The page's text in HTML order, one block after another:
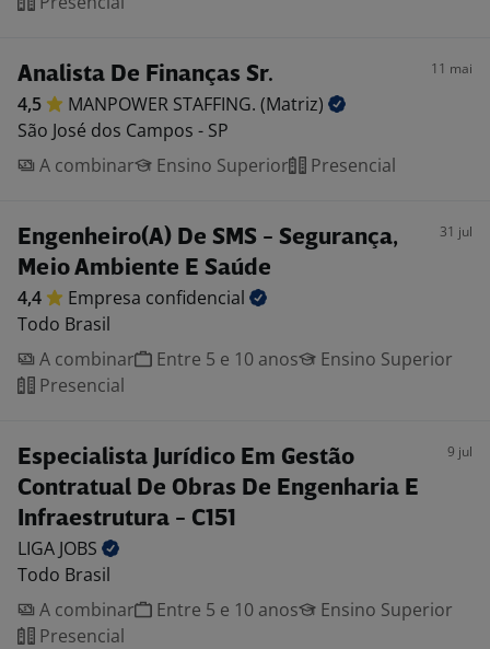
Analista De Finanças Sr. 11 mai
4,5 MANPOWER STAFFING. (Matriz)
São José dos Campos - SP
A combinar
Ensino Superior Presencial
Engenheiro(A) De SMS - Segurança,
Meio Ambiente E Saúde
31 jul
4,4 Empresa confidencial
Todo Brasil
A combinar
Entre 5 e 10 anos
Ensino Superior
Presencial
Especialista Jurídico Em Gestão
Contratual De Obras De Engenharia E
Infraestrutura - C151
9 jul
LIGA JOBS
Todo Brasil
A combinar
Entre 5 e 10 anos
Ensino Superior
Presencial